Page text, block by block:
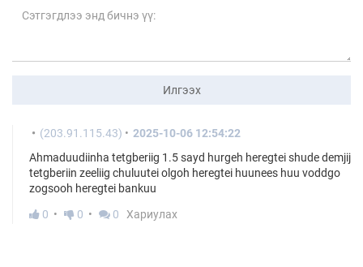
Илгээх
(203.91.115.43)
2025-10-06 12:54:22
Ahmaduudiinha tetgberiig 1.5 sayd hurgeh heregtei shude demjij
tetgberiin zeeliig chuluutei olgoh heregtei huunees huu voddgo
zogsooh heregtei bankuu
0
0 0 Хариулах